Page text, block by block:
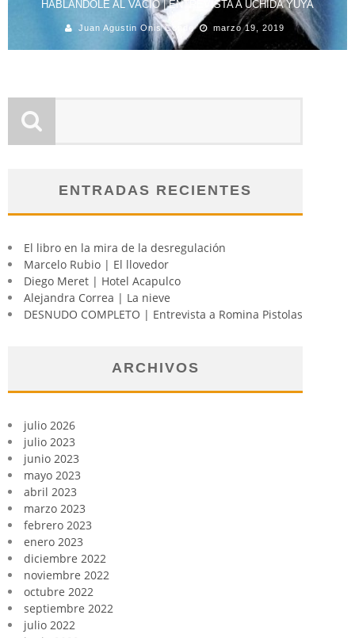
HABLÁNDOLE AL VACÍO | ENTREVISTA A UCHIDA YUYA
Juan Agustin Onis Conde marzo 19, 2019
ENTRADAS RECIENTES
El libro en la mira de la desregulación
Marcelo Rubio | El llovedor
Diego Meret | Hotel Acapulco
Alejandra Correa | La nieve
DESNUDO COMPLETO | Entrevista a Romina Pistolas
ARCHIVOS
julio 2026
julio 2023
junio 2023
mayo 2023
abril 2023
marzo 2023
febrero 2023
enero 2023
diciembre 2022
noviembre 2022
octubre 2022
septiembre 2022
julio 2022